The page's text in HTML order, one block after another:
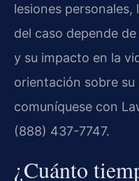
lesiones
del caso depende
y su impacto en la
orientación sobre
comuníquese con
(888) 437-7747.
¿Cuánto